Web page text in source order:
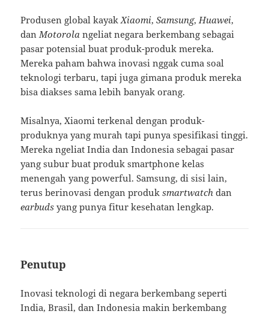
Produsen global kayakXiaomi,Samsung, Huawei,
dan Motorola ngeliat negara berkembang sebagai
pasar potensial buat produk-produk mereka.
Mereka paham bahwa inovasi nggak cuma soal
teknologi terbaru, tapi juga gimana produk mereka
bisa diakses sama lebih banyak orang.
Misalnya, Xiaomi terkenal dengan produk-
produknya yang murah tapi punya spesifikasi tinggi.
Mereka ngeliat India dan Indonesia sebagai pasar
yang subur buat produk smartphone kelas
menengah yang powerful. Samsung, di sisi lain,
terus berinovasi dengan produksmartwatch dan
earbuds yang punya fitur kesehatan lengkap.
Penutup
Inovasi teknologi di negara berkembang seperti
India, Brasil, dan Indonesia makin berkembang